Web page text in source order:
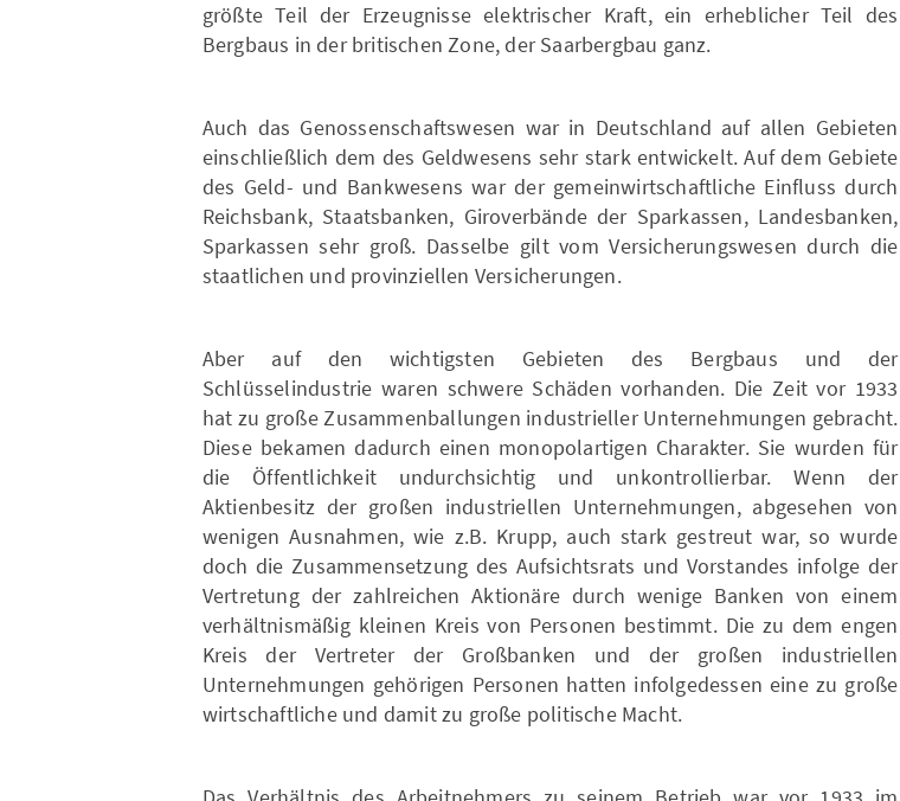
größte Teil der Erzeugnisse elektrischer Kraft, ein erheblicher Teil des
Bergbaus in der britischen Zone, der Saarbergbau ganz.
Auch das Genossenschaftswesen war in Deutschland auf allen Gebieten
einschließlich dem des Geldwesens sehr stark entwickelt. Auf dem Gebiete
des Geld- und Bankwesens war der gemeinwirtschaftliche Einfluss durch
Reichsbank, Staatsbanken, Giroverbände der Sparkassen, Landesbanken,
Sparkassen sehr groß. Dasselbe gilt vom Versicherungswesen durch die
staatlichen und provinziellen Versicherungen.
Aber auf den wichtigsten Gebieten des Bergbaus und der
Schlüsselindustrie waren schwere Schäden vorhanden. Die Zeit vor 1933
hat zu große Zusammenballungen industrieller Unternehmungen gebracht.
Diese bekamen dadurch einen monopolartigen Charakter. Sie wurden für
die Öffentlichkeit undurchsichtig und unkontrollierbar. Wenn der
Aktienbesitz der großen industriellen Unternehmungen, abgesehen von
wenigen Ausnahmen, wie z.B. Krupp, auch stark gestreut war, so wurde
doch die Zusammensetzung des Aufsichtsrats und Vorstandes infolge der
Vertretung der zahlreichen Aktionäre durch wenige Banken von einem
verhältnismäßig kleinen Kreis von Personen bestimmt. Die zu dem engen
Kreis der Vertreter der Großbanken und der großen industriellen
Unternehmungen gehörigen Personen hatten infolgedessen eine zu große
wirtschaftliche und damit zu große politische Macht.